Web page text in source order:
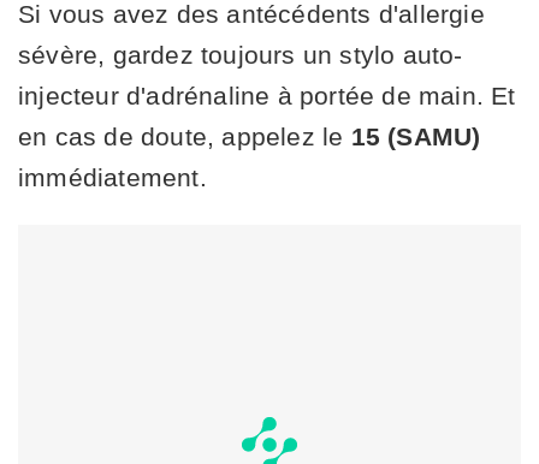
Si vous avez des antécédents d'allergie
sévère, gardez toujours un stylo auto-
injecteur d'adrénaline à portée de main. Et
en cas de doute, appelez le 15 (SAMU)
immédiatement.